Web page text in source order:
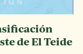
de El Teide